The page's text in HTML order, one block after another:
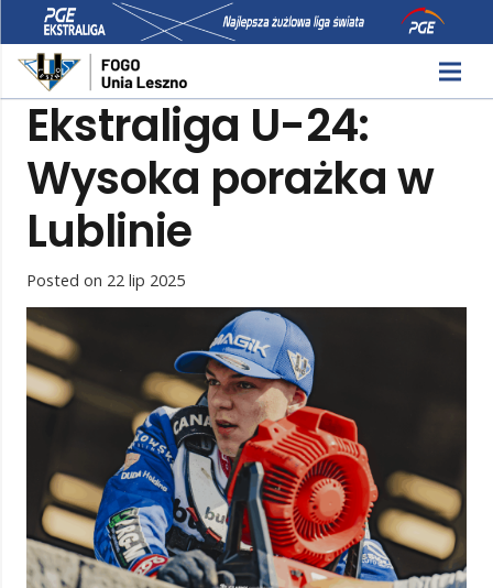
Ekstraliga U-24:
Wysoka porażka w
Lublinie
Posted on 22 lip 2025